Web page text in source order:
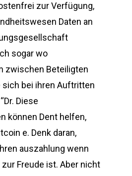
zur Verfügung,
Daten an
sogar wo
zwischen Beteiligten
sich bei ihren Auftritten
Diese
können Dent helfen,
e. Denk daran,
auszahlung wenn
zur Freude ist. Aber nicht